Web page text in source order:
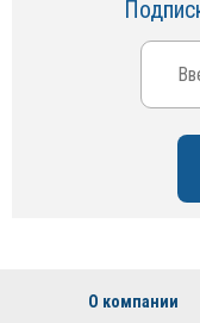
О компании